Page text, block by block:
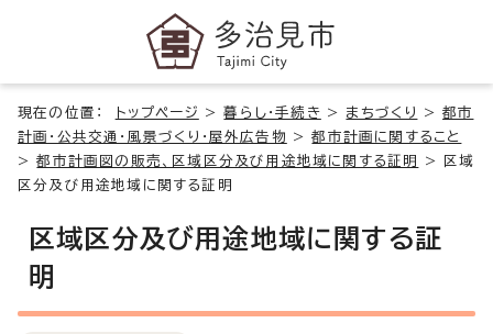
現在の位置： トップページ >暮らし・手続き > まちづくり >都市
計画・公共交通・風景づくり・屋外広告物
>都市計画に関すること
>都市計画図の販売、区域区分及び用途地域に関する証明 >
区域
区分及び用途地域に関する証明
区域区分及び用途地域に関する証
明